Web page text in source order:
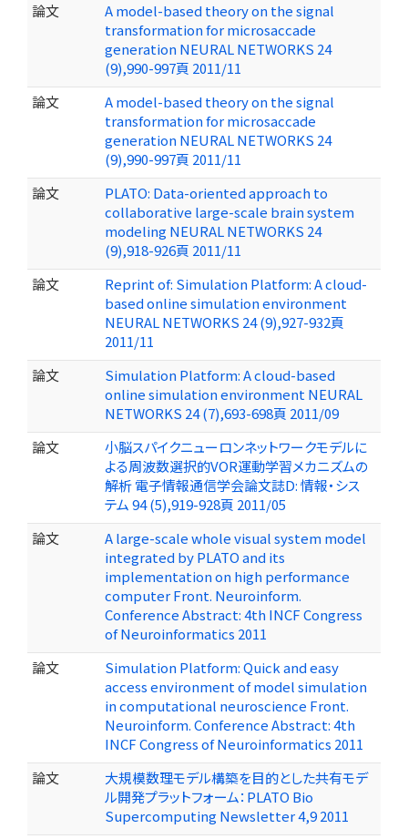
論文
A model-based theory on the signal
transformation for microsaccade
generation NEURAL NETWORKS 24
(9),990-997頁 2011/11
論文
A model-based theory on the signal
transformation for microsaccade
generation NEURAL NETWORKS 24
(9),990-997頁 2011/11
論文
PLATO: Data-oriented approach to
collaborative large-scale brain system
modeling NEURAL NETWORKS 24
(9),918-926頁 2011/11
論文
Reprint of: Simulation Platform: A cloud-
based online simulation environment
NEURAL NETWORKS 24 (9),927-932頁
2011/11
論文
Simulation Platform: A cloud-based
online simulation environment NEURAL
NETWORKS 24 (7),693-698頁 2011/09
論文
小脳スパイクニューロンネットワークモデルに
よる周波数選択的VOR運動学習メカニズムの
解析 電子情報通信学会論文誌D: 情報・シス
テム 94 (5),919-928頁 2011/05
論文
A large-scale whole visual system model
integrated by PLATO and its
implementation on high performance
computer Front. Neuroinform.
Conference Abstract: 4th INCF Congress
of Neuroinformatics 2011
論文
Simulation Platform: Quick and easy
access environment of model simulation
in computational neuroscience Front.
Neuroinform. Conference Abstract: 4th
INCF Congress of Neuroinformatics 2011
論文
大規模数理モデル構築を目的とした共有モデ
ル開発プラットフォーム：PLATO Bio
Supercomputing Newsletter 4,9 2011